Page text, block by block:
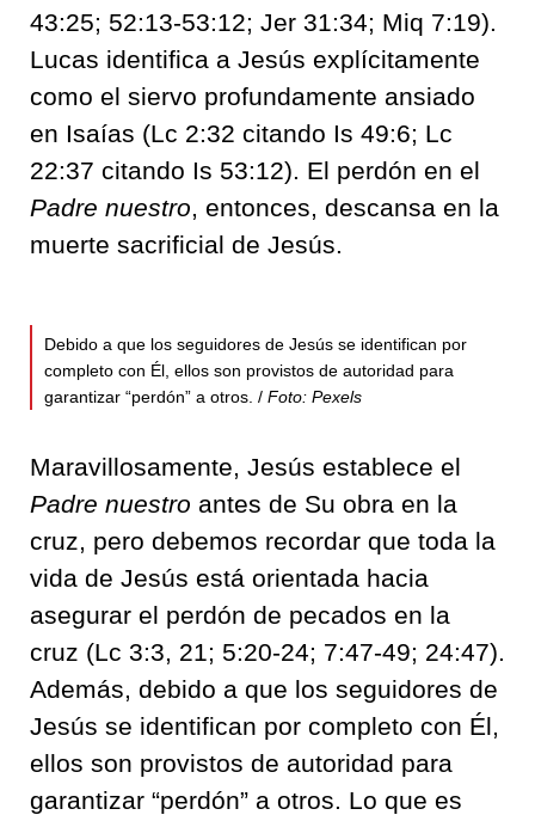
43:25; 52:13-53:12; Jer 31:34; Miq 7:19).
Lucas identifica a Jesús explícitamente
como el siervo profundamente ansiado
en Isaías (Lc 2:32 citando Is 49:6; Lc
22:37 citando Is 53:12). El perdón en el
Padre nuestro , entonces, descansa en la
muerte sacrificial de Jesús.
Debido a que los seguidores de Jesús se identifican por
completo con Él, ellos son provistos de autoridad para
garantizar “perdón” a otros. / Foto: Pexels
Maravillosamente, Jesús establece el
Padre nuestro antes de Su obra en la
cruz, pero debemos recordar que toda la
vida de Jesús está orientada hacia
asegurar el perdón de pecados en la
cruz (Lc 3:3, 21; 5:20-24; 7:47-49; 24:47).
Además, debido a que los seguidores de
Jesús se identifican por completo con Él,
ellos son provistos de autoridad para
garantizar “perdón” a otros. Lo que es